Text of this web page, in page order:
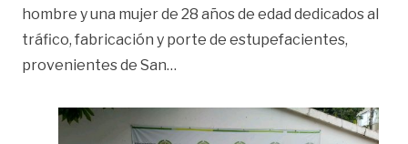
hombre y una mujer de 28 años de edad dedicados al
tráfico, fabricación y porte de estupefacientes,
provenientes de San…